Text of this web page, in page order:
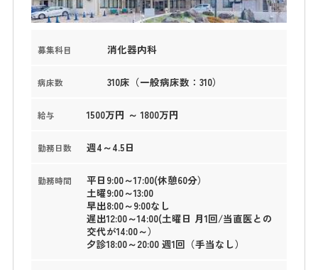
募集科目 消化器内科
病床数 310床（一般病床数：310）
給与 1500万円 ～ 1800万円
勤務日数 週4～4.5日
勤務時間
平日9:00～17:00(休憩60分）
土曜9:00～13:00
早出8:00～9:00なし
遅出12:00～14:00(土曜日 月1回/当直医との
交代が14:00～）
夕診18:00～20:00 週1回（手当なし）